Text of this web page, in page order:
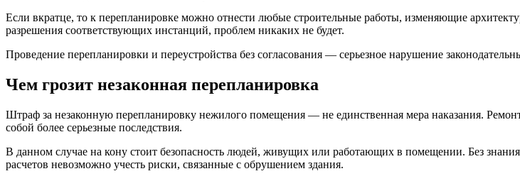
Если вкратце, то к перепланировке можно отнести любые строительные работы, изменяющие
разрешения соответствующих инстанций, проблем никаких не будет.
Проведение перепланировки и переустройства без согласования — серьезное нарушение
Чем грозит незаконная перепланировка
Штраф за незаконную перепланировку нежилого помещения — не единственная мера наказания.
собой более серьезные последствия.
В данном случае на кону стоит безопасность людей, живущих или работающих в помещении. Без
расчетов невозможно учесть риски, связанные с обрушением здания.